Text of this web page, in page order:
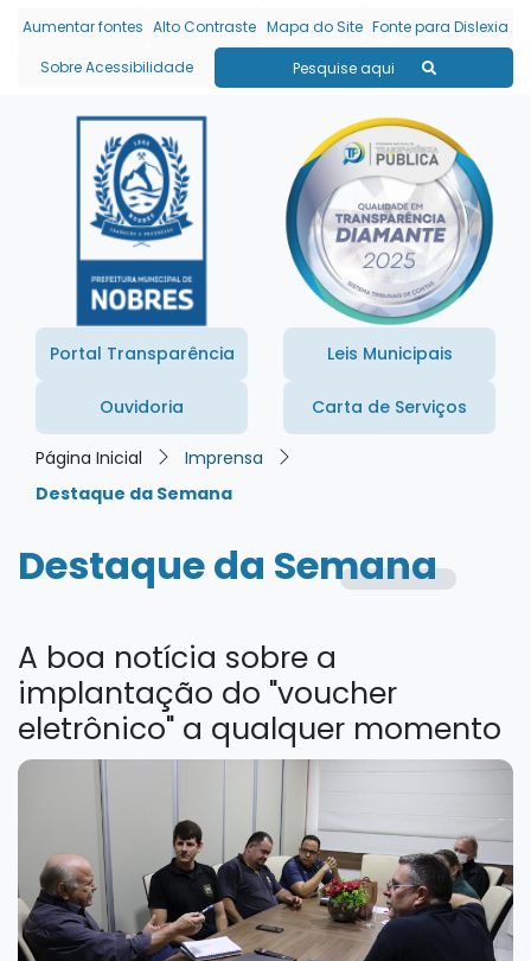
Seção de atalhos e
Ir para o conteúdo [alt+1]
Ir para o menu [alt+2]
Ir para a busca [alt+3]
Ir para o rodapé [alt+4]
Aumentar fontes Alto Contraste Mapa do Site Fonte para Dislexia
Sobre Acessibilidade
Pesquise aqui
Portal Transparência Leis Municipais
Ouvidoria Carta de Serviços
Página Inicial
Imprensa
Destaque da Semana
Destaque da Semana
A boa notícia sobre a
implantação do "voucher
eletrônico" a qualquer momento